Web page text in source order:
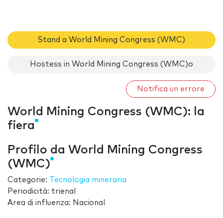
Stand a World Mining Congress (WMC)
Hostess in World Mining Congress (WMC)o
Notifica un errore
World Mining Congress (WMC): la
fiera
Profilo da World Mining Congress
(WMC)
Categorie:
Tecnologia mineraria
Periodicità: trienal
Area di influenza: Nacional